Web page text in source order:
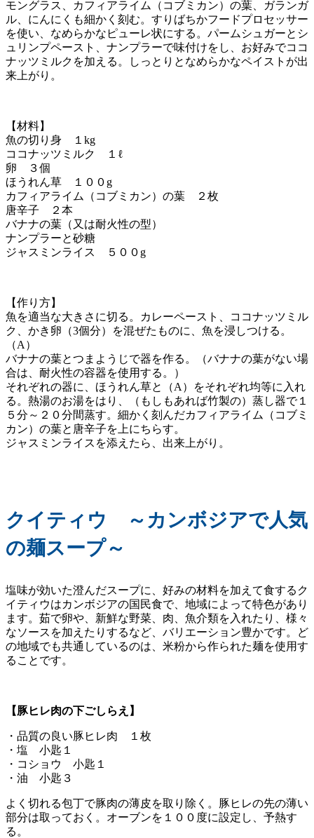
モングラス、カフィアライム（コブミカン）の葉、ガランガ
ル、にんにくも細かく刻む。すりばちかフードプロセッサー
を使い、なめらかなピューレ状にする。パームシュガーとシ
ュリンプペースト、ナンプラーで味付けをし、お好みでココ
ナッツミルクを加える。しっとりとなめらかなペイストが出
来上がり。
【材料】
魚の切り身 １kg
ココナッツミルク １ℓ
卵 ３個
ほうれん草 １００g
カフィアライム（コブミカン）の葉 ２枚
唐辛子 ２本
バナナの葉（又は耐火性の型）
ナンプラーと砂糖
ジャスミンライス ５００g
【作り方】
魚を適当な大きさに切る。カレーペースト、ココナッツミル
ク、かき卵（3個分）を混ぜたものに、魚を浸しつける。
（A）
バナナの葉とつまようじで器を作る。（バナナの葉がない場
合は、耐火性の容器を使用する。）
それぞれの器に、ほうれん草と（A）をそれぞれ均等に入れ
る。熱湯のお湯をはり、（もしもあれば竹製の）蒸し器で１
５分～２０分間蒸す。細かく刻んだカフィアライム（コブミ
カン）の葉と唐辛子を上にちらす。
ジャスミンライスを添えたら、出来上がり。
クイティウ ～カンボジアで人気
の麺スープ～
塩味が効いた澄んだスープに、好みの材料を加えて食するク
イティウはカンボジアの国民食で、地域によって特色があり
ます。茹で卵や、新鮮な野菜、肉、魚介類を入れたり、様々
なソースを加えたりするなど、バリエーション豊かです。ど
の地域でも共通しているのは、米粉から作られた麺を使用す
ることです。
【豚ヒレ肉の下ごしらえ】
・品質の良い豚ヒレ肉 １枚
・塩 小匙１
・コショウ 小匙１
・油 小匙３
よく切れる包丁で豚肉の薄皮を取り除く。豚ヒレの先の薄い
部分は取っておく。オーブンを１００度に設定し、予熱す
る。